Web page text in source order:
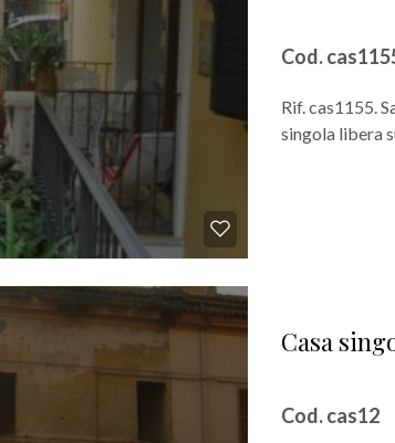
Cod.
Rif. cas1155.
singola libera
Casa
Cod. cas12